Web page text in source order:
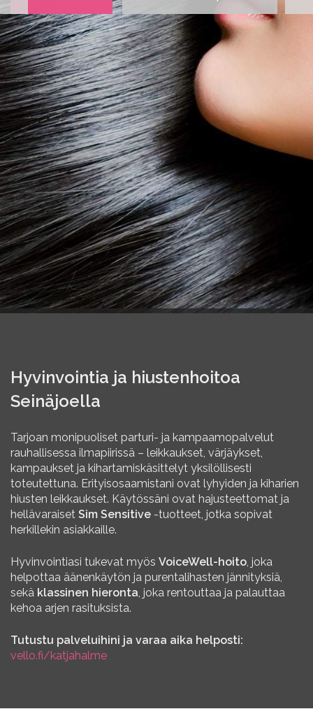
Hyvinvointia ja hiustenhoitoa
Seinäjoella
Tarjoan monipuoliset parturi- ja kampaamopalvelut
rauhallisessa ilmapiirissä – leikkaukset, värjäykset,
kampaukset ja kihartamiskäsittelyt yksilöllisesti
toteutettuna. Erityisosaamistani ovat lyhyiden ja kiharien
hiusten leikkaukset. Käytössäni ovat hajusteettomat ja
hellävaraiset Sim Sensitive -tuotteet, jotka sopivat
herkillekin asiakkaille.
Hyvinvointiasi tukevat myös VoiceWell-hoito, joka
helpottaa äänenkäytön ja purentalihasten jännityksiä,
sekä klassinen hieronta, joka rentouttaa ja palauttaa
kehoa arjen rasituksista.
Tutustu palveluihini ja varaa aika helposti:
vello.fi/katjahalme